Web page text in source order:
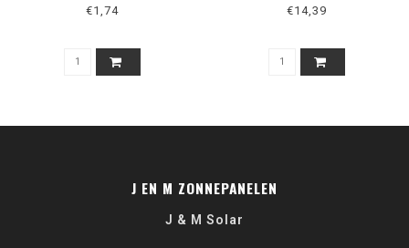
€1,74 €14,39
J EN M ZONNEPANELEN
J & M Solar